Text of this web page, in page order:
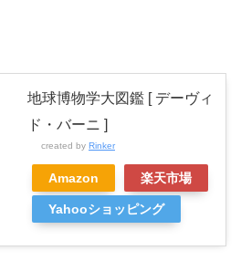
地球博物学大図鑑 [ デーヴィ
ド・バーニ ]
created by Rinker
Amazon 楽天市場
Yahooショッピング